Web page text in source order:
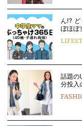
ん!?
ぼほぼ
話題の
分投入